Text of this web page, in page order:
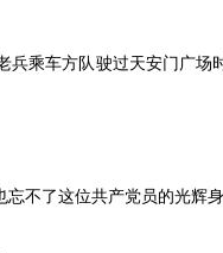
乘车方队驶过天安门广
不了这位共产党员的光辉